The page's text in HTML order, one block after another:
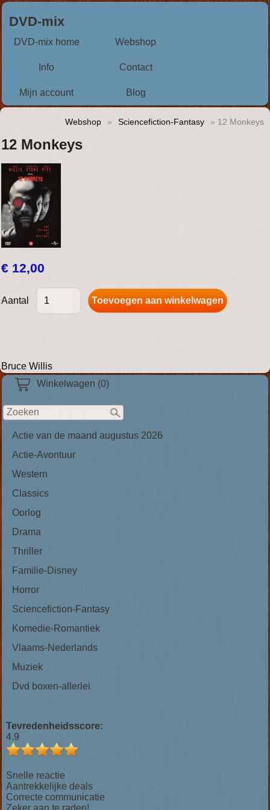
DVD-mix
DVD-mix home Webshop
Info Contact
Mijn account Blog
Winkelwagen (0)
Actie van de maand augustus 2026
Actie-Avontuur
Western
Classics
Oorlog
Drama
Thriller
Familie-Disney
Horror
Sciencefiction-Fantasy
Komedie-Romantiek
Vlaams-Nederlands
Muziek
Dvd boxen-allerlei
Tevredenheidsscore:
4.9
Snelle reactie
Aantrekkelijke deals
Correcte communicatie
Zeker aan te raden!
Webshop » Sciencefiction-Fantasy » 12 Monkeys
12 Monkeys
€ 12,00
Aantal
Bruce Willis